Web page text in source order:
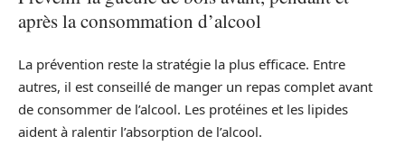
après la consommation d’alcool
La prévention reste la stratégie la plus efficace. Entre
autres, il est conseillé de manger un repas complet avant
de consommer de l’alcool. Les protéines et les lipides
aident à ralentir l’absorption de l’alcool.